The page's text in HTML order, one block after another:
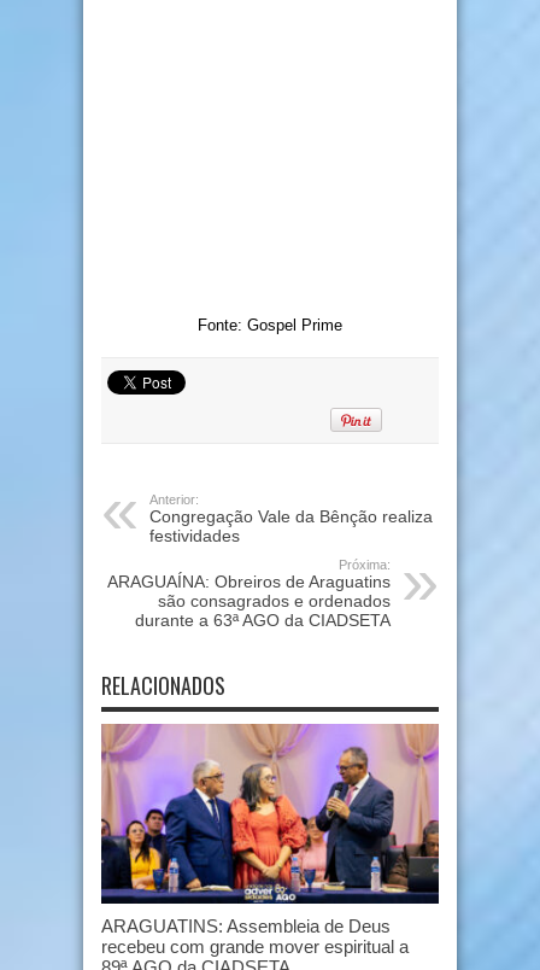
Fonte: Gospel Prime
Anterior:
Congregação Vale da Bênção realiza
festividades
Próxima:
ARAGUAÍNA: Obreiros de Araguatins
são consagrados e ordenados
durante a 63ª AGO da CIADSETA
RELACIONADOS
ARAGUATINS: Assembleia de Deus
recebeu com grande mover espiritual a